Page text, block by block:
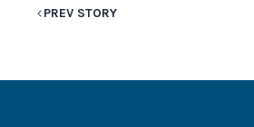
PREV STORY